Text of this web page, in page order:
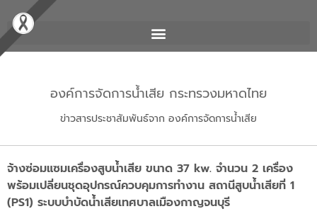
องค์การจัดการน้ำเสีย กระทรวงมหาดไทย
ข่าวสารประชาสัมพันธ์จาก องค์การจัดการน้ำเสีย
จ้างซ่อมแซมเครื่องสูบน้ำเสีย ขนาด 37 kw. จำนวน 2 เครื่อง
พร้อมเปลี่ยนชุดอุปกรณ์ควบคุมการทำงาน สถานีสูบน้ำเสียที่ 1
(PS1) ระบบบำบัดน้ำเสียเทศบาลเมืองกาญจนบุรี